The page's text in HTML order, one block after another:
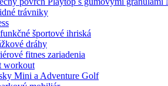
trávniky
športové ihriská
dráhy
fitnes zariadenia
workout
Mini a Adventure Golf